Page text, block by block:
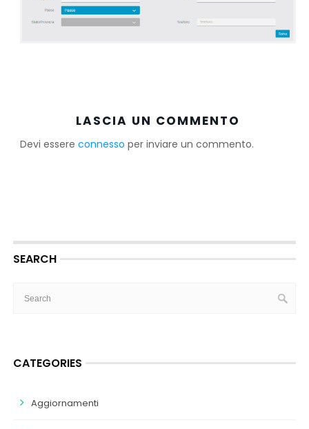
LASCIA UN COMMENTO
Devi essere connesso per inviare un commento.
SEARCH
CATEGORIES
Aggiornamenti